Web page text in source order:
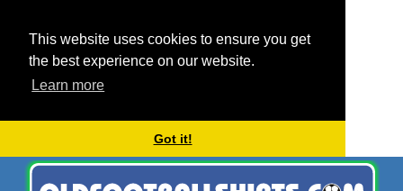
This website uses cookies to ensure you get
the best experience on our website.
Learn more
Got it!